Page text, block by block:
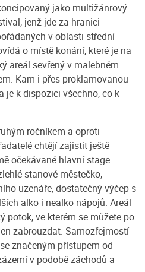
jako multižánrový
jenž jde za hranici
v oblasti střední
o místě konání, které je na
areál sevřený v malebném
Kam i přes proklamovanou
je k dispozici všechno, co k
ročníkem a oproti
chtějí zajistit ještě
očekávané hlavní stage
stanové městečko,
uzenáře, dostatečný výčep s
alko i nealko nápojů. Areál
potok, ve kterém se můžete po
zabrouzdat. Samozřejmostí
značeným přístupem od
v podobě záchodů a